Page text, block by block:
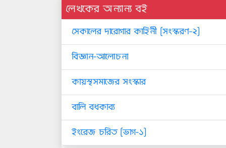
লেখকের অন্যান্য বই
সেকালের দারোগার কাহিনী [সংস্করণ-২]
বিজ্ঞান-আলোচনা
কায়স্থসমাজের সংস্কার
বালি বধকাব্য
ইংরেজ চরিত [ভাগ-১]